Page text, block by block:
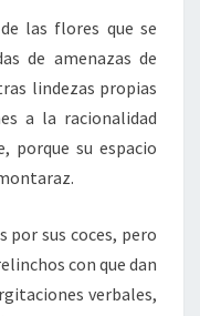
las flores que se
de amenazas de
lindezas propias
a la racionalidad
porque su espacio
por sus coces, pero
con que dan
verbales,